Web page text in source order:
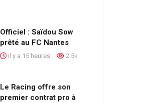
Officiel : Saïdou Sow
prêté au FC Nantes
il y a 15 heures 2.5k
Le Racing offre son
premier contrat pro à